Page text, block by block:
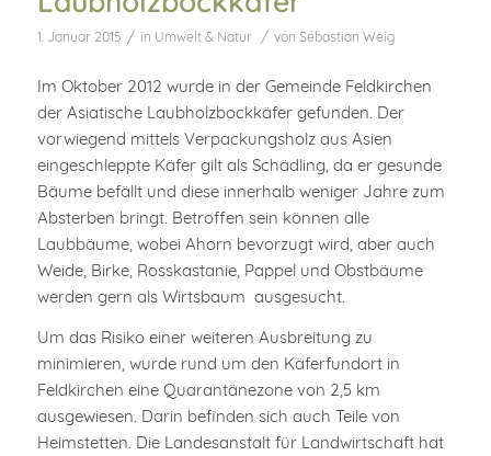
1. Januar 2015 / in Umwelt & Natur / von Sebastian Weig
Im Oktober 2012 wurde in der Gemeinde Feldkirchen
der Asiatische Laubholzbockkäfer gefunden. Der
vorwiegend mittels Verpackungsholz aus Asien
eingeschleppte Käfer gilt als Schädling, da er gesunde
Bäume befällt und diese innerhalb weniger Jahre zum
Absterben bringt. Betroffen sein können alle
Laubbäume, wobei Ahorn bevorzugt wird, aber auch
Weide, Birke, Rosskastanie, Pappel und Obstbäume
werden gern als Wirtsbaum ausgesucht.
Um das Risiko einer weiteren Ausbreitung zu
minimieren, wurde rund um den Käferfundort in
Feldkirchen eine Quarantänezone von 2,5 km
ausgewiesen. Darin befinden sich auch Teile von
Heimstetten. Die Landesanstalt für Landwirtschaft hat